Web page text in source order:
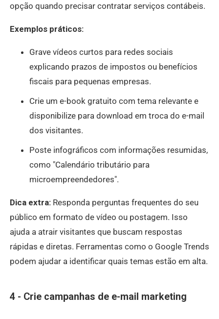
opção quando precisar contratar serviços contábeis.
Exemplos práticos:
Grave vídeos curtos para redes sociais
explicando prazos de impostos ou benefícios
fiscais para pequenas empresas.
Crie um e-book gratuito com tema relevante e
disponibilize para download em troca do e-mail
dos visitantes.
Poste infográficos com informações resumidas,
como "Calendário tributário para
microempreendedores".
Dica extra: Responda perguntas frequentes do seu
público em formato de vídeo ou postagem. Isso
ajuda a atrair visitantes que buscam respostas
rápidas e diretas. Ferramentas como o Google Trends
podem ajudar a identificar quais temas estão em alta.
4 - Crie campanhas de e-mail marketing